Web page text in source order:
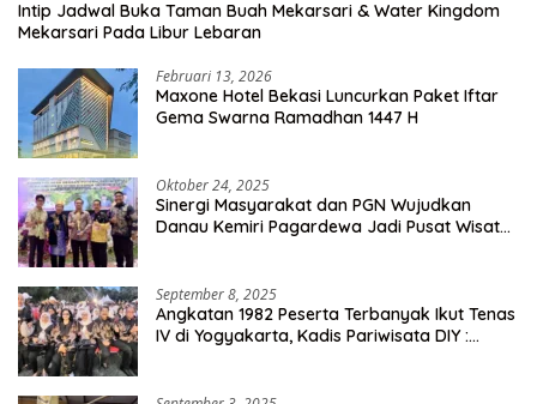
Intip Jadwal Buka Taman Buah Mekarsari & Water Kingdom
Mekarsari Pada Libur Lebaran
Februari 13, 2026
Maxone Hotel Bekasi Luncurkan Paket Iftar
Gema Swarna Ramadhan 1447 H
Oktober 24, 2025
Sinergi Masyarakat dan PGN Wujudkan
Danau Kemiri Pagardewa Jadi Pusat Wisata
September 8, 2025
Angkatan 1982 Peserta Terbanyak Ikut Tenas
IV di Yogyakarta, Kadis Pariwisata DIY :